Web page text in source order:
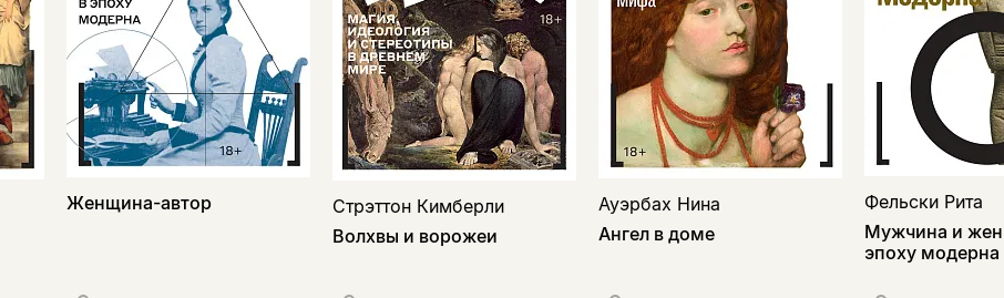
Женщина-автор
Стрэттон Кимберли
Волхвы и ворожеи
Ауэрбах Нина
Ангел в доме
Фельски Рита
Мужчина и
эпоху модерна